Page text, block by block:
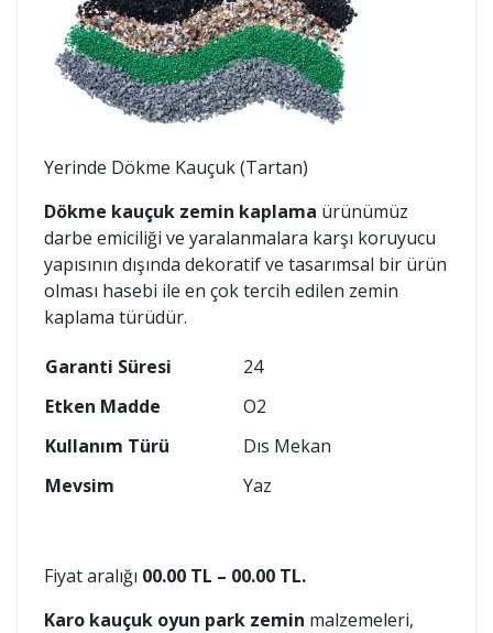
Yerinde Dökme Kauçuk (Tartan)
Dökme kauçuk zemin kaplama ürünümüz
darbe emiciliği ve yaralanmalara karşı koruyucu
yapısının dışında dekoratif ve tasarımsal bir ürün
olması hasebi ile en çok tercih edilen zemin
kaplama türüdür.
Garanti Süresi
24
Etken Madde
O2
Kullanım Türü
Dıs Mekan
Mevsim
Yaz
Fiyat aralığı 00.00 TL – 00.00 TL.
Karo kauçuk oyun park zemin malzemeleri,